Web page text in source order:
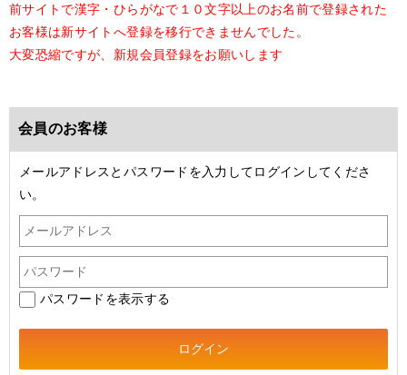
前サイトで漢字・ひらがなで１０文字以上のお名前で登録された
お客様は新サイトへ登録を移行できませんでした。
大変恐縮ですが、新規会員登録をお願いします
会員のお客様
メールアドレスとパスワードを入力してログインしてくださ
い。
パスワードを表示する